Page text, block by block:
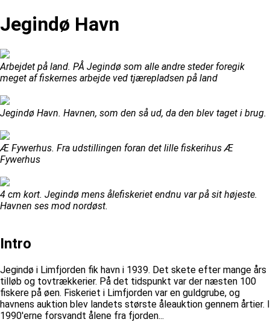
Jegindø Havn
Arbejdet på land. PÅ Jegindø som alle andre steder foregik
meget af fiskernes arbejde ved tjærepladsen på land
Jegindø Havn. Havnen, som den så ud, da den blev taget i brug.
Æ Fywerhus. Fra udstillingen foran det lille fiskerihus Æ
Fywerhus
4 cm kort. Jegindø mens ålefiskeriet endnu var på sit højeste.
Havnen ses mod nordøst.
Intro
Jegindø i Limfjorden fik havn i 1939. Det skete efter mange års
tilløb og tovtrækkerier. På det tidspunkt var der næsten 100
fiskere på øen. Fiskeriet i Limfjorden var en guldgrube, og
havnens auktion blev landets største åleauktion gennem årtier. I
1990'erne forsvandt ålene fra fjorden...